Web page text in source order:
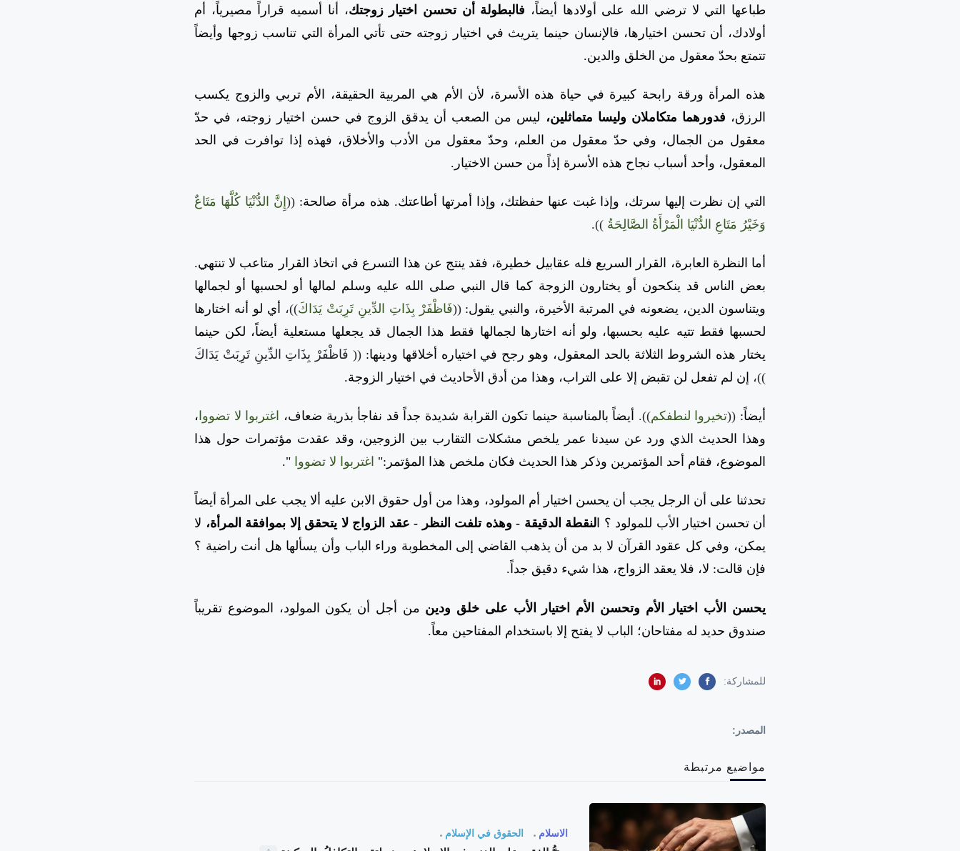
طباعها التي لا ترضي الله على أولادها أيضاً، فالبطولة أن تحسن اختيار زوجتك، أنا أسميه قراراً مصيرياً، أم
أولادك، أن تحسن اختيارها، فالإنسان حينما يتريث في اختيار زوجته حتى تأتي المرأة التي تناسب زوجها وأيضاً
تتمتع بحدّ معقول من الخلق والدين.
هذه المرأة ورقة رابحة كبيرة في حياة هذه الأسرة، لأن الأم هي المربية الحقيقة، الأم تربي والزوج يكسب
الرزق، فدورهما متكاملان وليسا متماثلين، ليس من الصعب أن يدقق الزوج في حسن اختيار زوجته، في حدّ
معقول من الجمال، وفي حدّ معقول من العلم، وحدّ معقول من الأدب والأخلاق، فهذه إذا توافرت في الحد
المعقول، وأحد أسباب نجاح هذه الأسرة إذاً من حسن الاختيار.
التي إن نظرت إليها سرتك، وإذا غبت عنها حفظتك، وإذا أمرتها أطاعتك. هذه مرأة صالحة: ((إِنَّ الدُّنْيَا كُلَّهَا مَتَاعٌ
وَخَيْرُ مَتَاعِ الدُّنْيَا الْمَرْأَةُ الصَّالِحَةُ )).
أما النظرة العابرة، القرار السريع فله عقابيل خطيرة، فقد ينتج عن هذا التسرع في اتخاذ القرار متاعب لا تنتهي.
بعض الناس قد ينكحون أو يختارون الزوجة كما قال النبي صلى الله عليه وسلم لمالها أو لحسبها أو لجمالها
ويتناسون الدين، يضعونه في المرتبة الأخيرة، والنبي يقول:((فَاظْفَرْ بِذَاتِ الدِّينِ تَرِبَتْ يَدَاكَ))،
أي لو أنه اختارها
لحسبها فقط تتيه عليه بحسبها، ولو أنه اختارها لجمالها فقط هذا الجمال قد يجعلها مستعلية أيضاً، لكن حينما
يختار هذه الشروط الثلاثة بالحد المعقول، وهو رجح في اختياره أخلاقها ودينها: (( فَاظْفَرْ بِذَاتِ الدِّينِ تَرِبَتْ يَدَاكَ
))،
إن لم تفعل لن تقبض إلا على التراب، وهذا من أدق الأحاديث في اختيار الزوجة.
أيضاً: ((تخيروا لنطفكم)). أيضاً بالمناسبة حينما تكون القرابة شديدة جداً قد نفاجأ بذرية ضعاف، اغتربوا لا تضووا ،
وهذا الحديث الذي ورد عن سيدنا عمر يلخص مشكلات التقارب بين الزوجين، وقد عقدت مؤتمرات حول هذا
الموضوع، فقام أحد المؤتمرين وذكر هذا الحديث فكان ملخص هذا المؤتمر:" اغتربوا لا تضووا ".
تحدثنا على أن الرجل يجب أن يحسن اختيار أم المولود، وهذا من أول حقوق الابن عليه ألا يجب على المرأة أيضاً
أن تحسن اختيار الأب للمولود ؟ ا لنقطة الدقيقة - وهذه تلفت النظر - عقد الزواج لا يتحقق إلا بموافقة المرأة، لا
يمكن، وفي كل عقود القرآن لا بد من أن يذهب القاضي إلى المخطوبة وراء الباب وأن يسألها هل أنت راضية ؟
فإن قالت: لا، فلا يعقد الزواج، هذا شيء دقيق جداً.
يحسن الأب اختيار الأم وتحسن الأم اختيار الأب على خلق ودين من أجل أن يكون المولود، الموضوع تقريباً
صندوق حديد له مفتاحان؛ الباب لا يفتح إلا باستخدام المفتاحين معاً.
للمشاركة:
المصدر:
مواضيع مرتبطة
الاسلام الحقوق في الإسلام